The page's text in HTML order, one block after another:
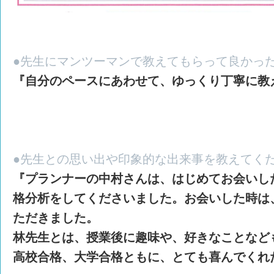
●先生にマンツーマンで教えてもらって良かっ
『自分のペースにあわせて、ゆっくり丁寧に
●先生との思い出や印象的な出来事を教えてく
『プランナーの中村さんは、はじめてお会い
格分析をしてくださいました。お会いした時
ただきました。
林先生とは、授業後に趣味や、好きなことな
高校合格、大学合格ともに、とても喜んでく